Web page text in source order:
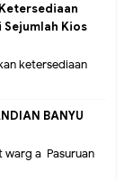
Sejumlah Kios
ketersediaan
BANYU
warg a Pasuruan